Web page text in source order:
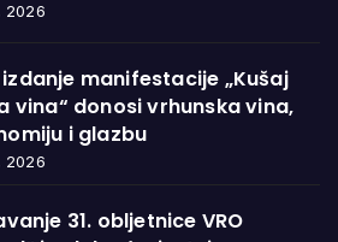
2026
manifestacije „Kušaj
vina“ donosi vrhunska vina,
i glazbu
2026
31. obljetnice VRO